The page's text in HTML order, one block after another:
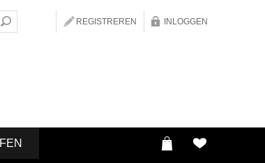
REGISTREREN INLOGGEN